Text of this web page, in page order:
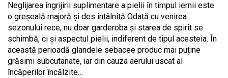
Neglijarea îngrijirii suplimentare a pielii în timpul iernii este
o greșeală majoră și des întâlnită Odată cu venirea
sezonului rece, nu doar garderoba și starea de spirit se
schimbă, ci și aspectul pielii, indiferent de tipul acesteia. În
această perioadă glandele sebacee produc mai puține
grăsimi subcutanate, iar din cauza aerului uscat al
încăperilor încălzite…